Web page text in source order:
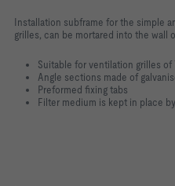
Installation subframe for the simple
grilles, can be mortared into the wall
Suitable for ventilation grilles of
Angle sections made of
Preformed fixing tabs
Filter medium is kept in place